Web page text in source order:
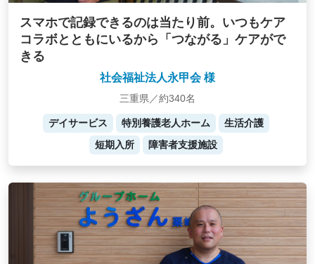
スマホで記録できるのは当たり前。いつもケア
コラボとともにいるから「つながる」ケアがで
きる
社会福祉法人永甲会 様
三重県／約340名
デイサービス 特別養護老人ホーム
生活介護
短期入所
障害者支援施設